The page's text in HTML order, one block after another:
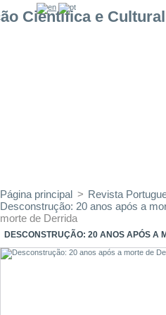
Página principal > Revista
Desconstrução: 20 anos após a
morte de Derrida
DESCONSTRUÇÃO: 20 ANOS APÓS A